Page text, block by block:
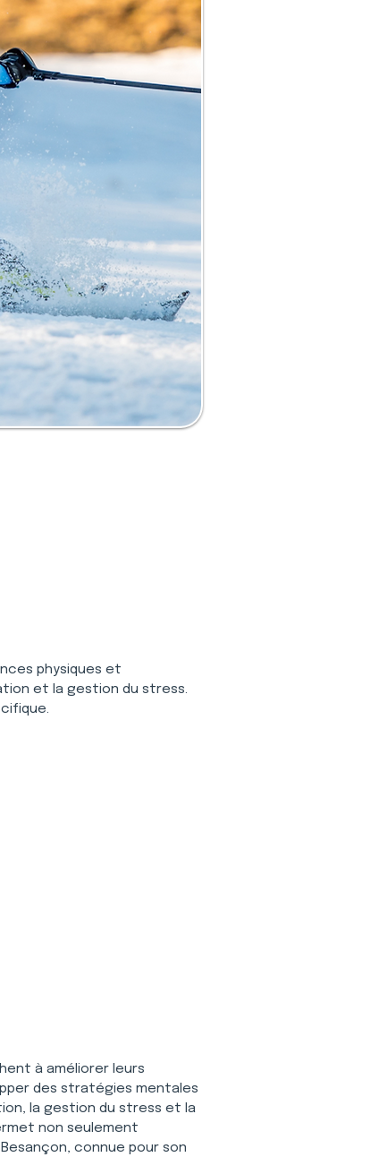
physiques et
et la gestion du stress.
à améliorer leurs
des stratégies mentales
la gestion du stress et la
non seulement
connue pour son